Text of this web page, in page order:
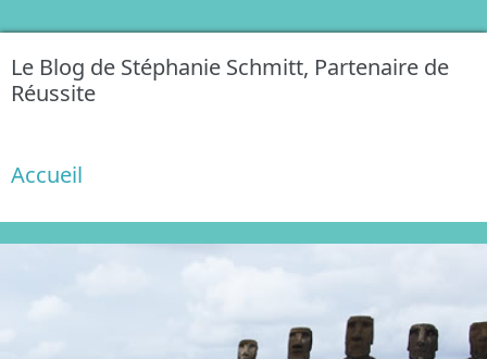
Le Blog de Stéphanie Schmitt, Partenaire de
Réussite
Accueil